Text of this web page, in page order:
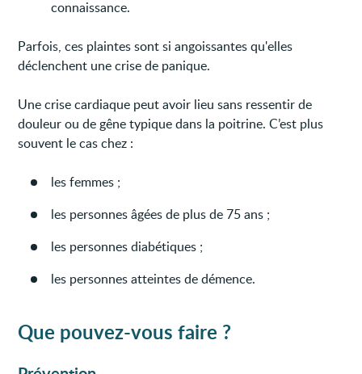
connaissance.
Parfois, ces plaintes sont si angoissantes qu'elles
déclenchent une crise de panique.
Une crise cardiaque peut avoir lieu sans ressentir de
douleur ou de gêne typique dans la poitrine. C’est plus
souvent le cas chez :
les femmes ;
les personnes âgées de plus de 75 ans ;
les personnes diabétiques ;
les personnes atteintes de démence.
Que pouvez-vous faire ?